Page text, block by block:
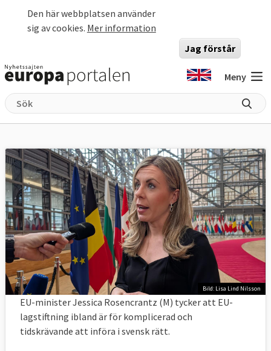
Den här webbplatsen använder
sig av cookies. Mer information
Jag förstår
Meny
Bild: Lisa Lind Nilsson
EU-minister Jessica Rosencrantz (M) tycker att EU-
lagstiftning ibland är för komplicerad och
tidskrävande att införa i svensk rätt.